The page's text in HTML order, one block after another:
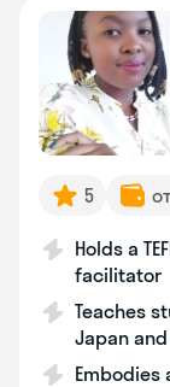
5
Holds a
facilitator
Teaches
Japan